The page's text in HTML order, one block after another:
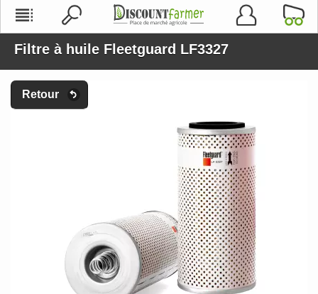
Filtre à huile Fleetguard LF3327
Retour